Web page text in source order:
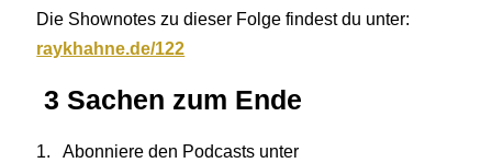
Die Shownotes zu dieser Folge findest du unter:
raykhahne.de/122
3 Sachen zum Ende
1. Abonniere den Podcasts unter